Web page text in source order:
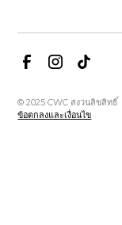
© 2025 CWC สงวนลิขสิทธิ์
ข้อตกลงและเงื่อนไข